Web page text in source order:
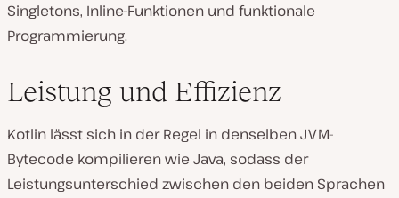
Singletons, Inline-Funktionen und funktionale
Programmierung.
Leistung und Effizienz
Kotlin lässt sich in der Regel in denselben JVM-
Bytecode kompilieren wie Java, sodass der
Leistungsunterschied zwischen den beiden Sprachen